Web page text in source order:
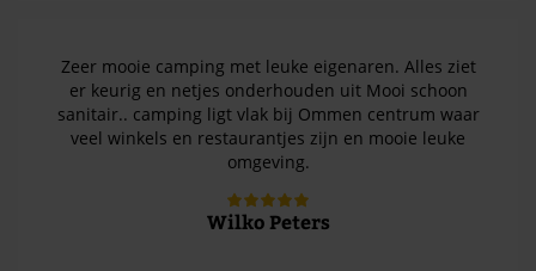
Zeer mooie camping met leuke eigenaren. Alles ziet
er keurig en netjes onderhouden uit Mooi schoon
sanitair.. camping ligt vlak bij Ommen centrum waar
veel winkels en restaurantjes zijn en mooie leuke
omgeving.
Wilko Peters